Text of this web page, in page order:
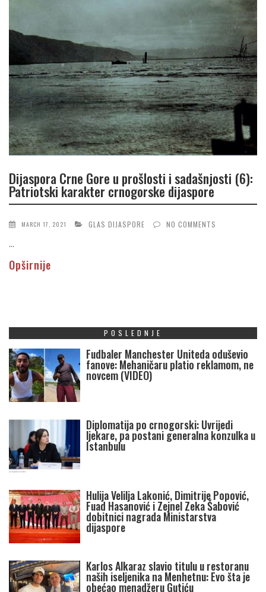
Dijaspora Crne Gore u prošlosti i sadašnjosti (6):
Patriotski karakter crnogorske dijaspore
MARCH 17, 2021 GLAS DIJASPORE NO COMMENTS
...
Opširnije
POSLEDNJE
Fudbaler Manchester Uniteda oduševio
fanove: Mehaničaru platio reklamom, ne
novcem (VIDEO)
Diplomatija po crnogorski: Uvrijedi
ljekare, pa postani generalna konzulka u
Istanbulu
Hulija Velilja Lakonić, Dimitrije Popović,
Fuad Hasanović i Zejnel Zeka Šabović
dobitnici nagrada Ministarstva
dijaspore
Karlos Alkaraz slavio titulu u restoranu
naših iseljenika na Menhetnu: Evo šta je
obećao menadžeru Gutiću